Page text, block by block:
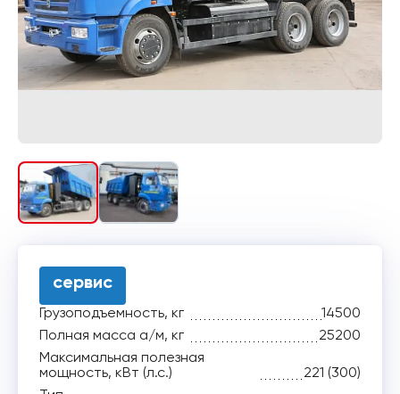
сервис
Грузоподъемность, кг
14500
Полная масса а/м, кг
25200
Максимальная полезная
мощность, кВт (л.с.)
221 (300)